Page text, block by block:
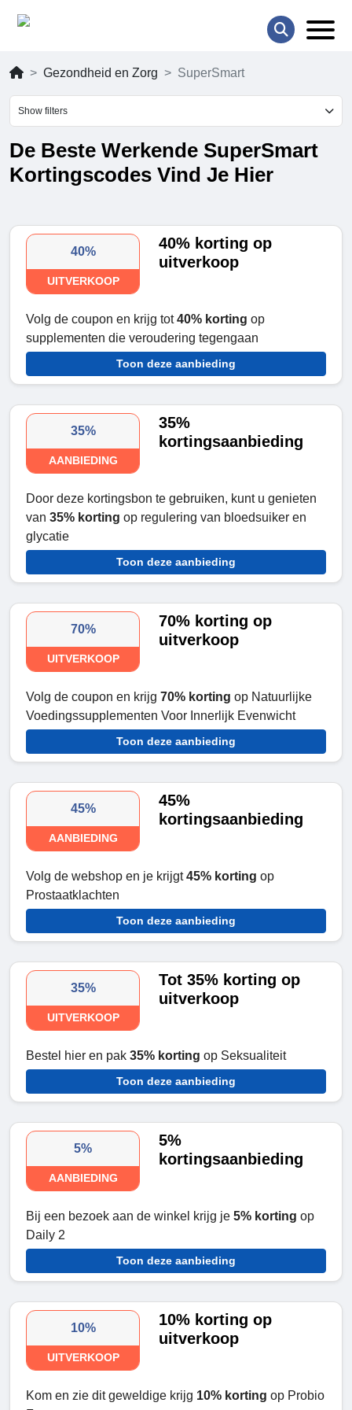
Gezondheid en Zorg SuperSmart
Show filters
De Beste Werkende SuperSmart
Kortingscodes Vind Je Hier
40%
UITVERKOOP
40% korting op
uitverkoop
Volg de coupon en krijg tot40% korting op
supplementen die veroudering tegengaan
Toon deze aanbieding
35%
AANBIEDING
35%
kortingsaanbieding
Door deze kortingsbon te gebruiken, kunt u genieten
van 35% korting op regulering van bloedsuiker en
glycatie
Toon deze aanbieding
70%
UITVERKOOP
70% korting op
uitverkoop
Volg de coupon en krijg 70% korting op Natuurlijke
Voedingssupplementen Voor Innerlijk Evenwicht
Toon deze aanbieding
45%
AANBIEDING
45%
kortingsaanbieding
Volg de webshop en je krijgt45% korting op
Prostaatklachten
Toon deze aanbieding
35%
UITVERKOOP
Tot 35% korting op
uitverkoop
Bestel hier en pak 35% korting op Seksualiteit
Toon deze aanbieding
5%
AANBIEDING
5%
kortingsaanbieding
Bij een bezoek aan de winkel krijg je 5% korting op
Daily 2
Toon deze aanbieding
10%
UITVERKOOP
10% korting op
uitverkoop
Kom en zie dit geweldige krijg 10% korting op Probio